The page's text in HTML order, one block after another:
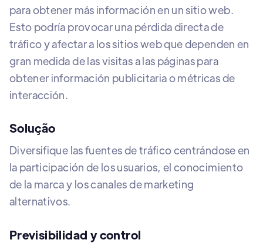
para obtener más información en un sitio web.
Esto podría provocar una pérdida directa de
tráfico y afectar a los sitios web que dependen en
gran medida de las visitas a las páginas para
obtener información publicitaria o métricas de
interacción.
Solução
Diversifique las fuentes de tráfico centrándose en
la participación de los usuarios, el conocimiento
de la marca y los canales de marketing
alternativos.
Previsibilidad y control